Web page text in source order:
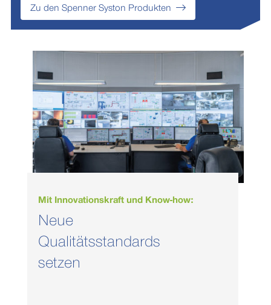
Zu den Spenner Syston Produkten
Mit Innovationskraft und Know-how:
Neue
Qualitätsstandards
setzen